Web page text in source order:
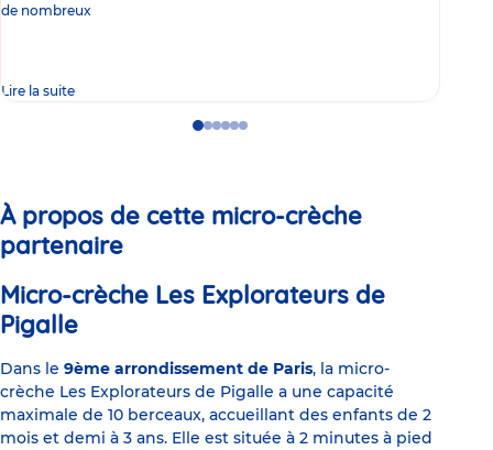
de nombreux
Lire la suite
GoGoGoGo
GoGo
À propos de cette micro-crèche
partenaire
Micro-crèche Les Explorateurs de
Pigalle
Dans le 9ème arrondissement de Paris, la micro-
crèche Les Explorateurs de Pigalle a une capacité
maximale de 10 berceaux, accueillant des enfants de 2
mois et demi à 3 ans. Elle est située à 2 minutes à pied